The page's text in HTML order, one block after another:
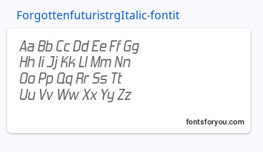
ForgottenfuturistrgItalic-fontit